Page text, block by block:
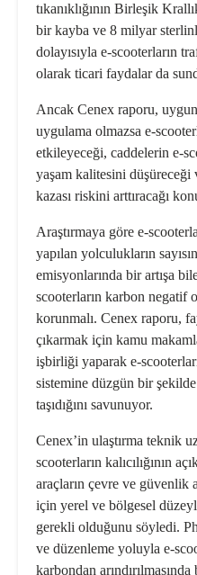
tıkanıklığının Birleşik
bir kayba ve 8 milyar
dolayısıyla e-scooterların
olarak ticari faydalar da
Ancak Cenex raporu,
uygulama olmazsa e-
etkileyeceği, caddelerin e-
yaşam kalitesini
kazası riskini arttıracağı
Araştırmaya göre e-
yapılan yolculukların
emisyonlarında bir artışa
scooterların karbon negatif
korunmalı. Cenex raporu,
çıkarmak için kamu
işbirliği yaparak e-
sistemine düzgün bir
taşıdığını savunuyor.
Cenex’in ulaştırma teknik
scooterların kalıcılığının
araçların çevre ve güvenlik
için yerel ve bölgesel
gerekli olduğunu söyledi.
ve düzenleme yoluyla e-
karbondan